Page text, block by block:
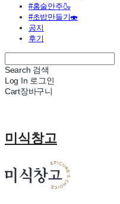
#홈술안주🍶
#초밥만들기🍣
공지
후기
Search 검색
Log In 로그인
Cart장바구니
미식창고